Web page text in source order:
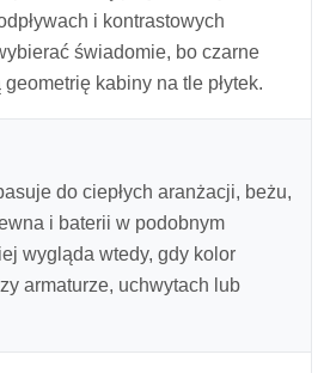
i kontrastowych
świadomie, bo czarne
kabiny na tle płytek.
do ciepłych aranżacji, beżu,
i baterii w podobnym
wygląda wtedy, gdy kolor
armaturze, uchwytach lub